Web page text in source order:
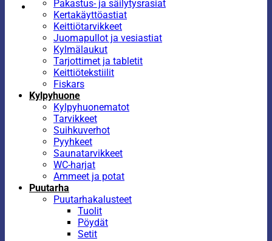
Pakastus- ja säilytysrasiat
Kertakäyttöastiat
Keittiötarvikkeet
Juomapullot ja vesiastiat
Kylmälaukut
Tarjottimet ja tabletit
Keittiötekstiilit
Fiskars
Kylpyhuone
Kylpyhuonematot
Tarvikkeet
Suihkuverhot
Pyyhkeet
Saunatarvikkeet
WC-harjat
Ammeet ja potat
Puutarha
Puutarhakalusteet
Tuolit
Pöydät
Setit